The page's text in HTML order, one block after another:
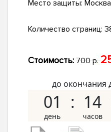
Место защиты: Москва
Количество страниц:
Стоимость: 700 р.
до окончания
01 14